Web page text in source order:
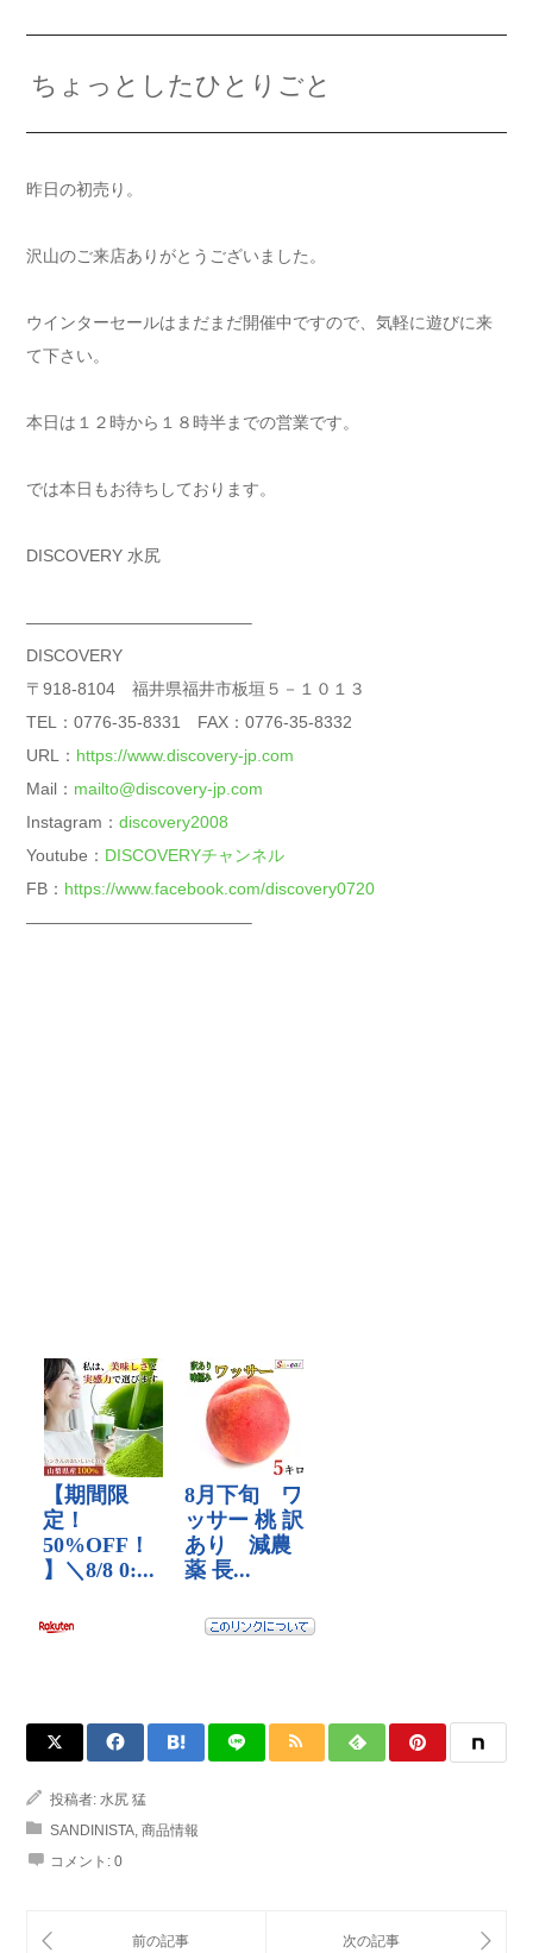
ちょっとしたひとりごと
昨日の初売り。
沢山のご来店ありがとうございました。
ウインターセールはまだまだ開催中ですので、気軽に遊びに来
て下さい。
本日は１２時から１８時半までの営業です。
では本日もお待ちしております。
DISCOVERY 水尻
—————————————–
DISCOVERY
〒918-8104 福井県福井市板垣５－１０１３
TEL：0776-35-8331 FAX：0776-35-8332
URL： https://www.discovery-jp.com
Mail： mailto@discovery-jp.com
Instagram： discovery2008
Youtube： DISCOVERYチャンネル
FB： https://www.facebook.com/discovery0720
—————————————–
投稿者: 水尻 猛
SANDINISTA, 商品情報
コメント: 0